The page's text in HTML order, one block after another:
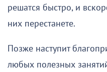
решатся быстро, и
них перестанете.
Позже наступит
любых полезных